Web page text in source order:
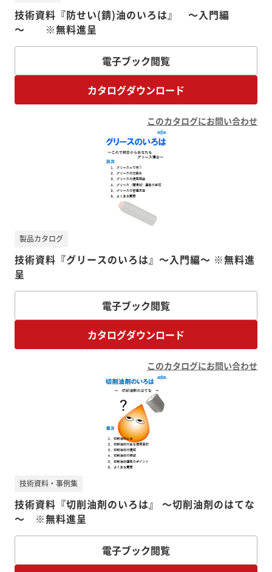
技術資料『防せい(錆)油のいろは』 ～入門編
～ ※無料進呈
電子ブック閲覧
カタログダウンロード
このカタログにお問い合わせ
技術資料『グリースのいろは』～入門編～ ※無料進
呈
製品カタログ
電子ブック閲覧
カタログダウンロード
このカタログにお問い合わせ
技術資料『切削油剤のいろは』 ～切削油剤のはてな
～ ※無料進呈
技術資料・事例集
電子ブック閲覧